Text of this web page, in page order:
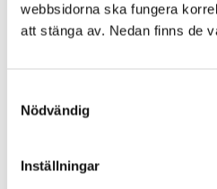
webbsidorna ska fungera
att stänga av. Nedan finns de
Nödvändig
Inställningar
KONTAKT